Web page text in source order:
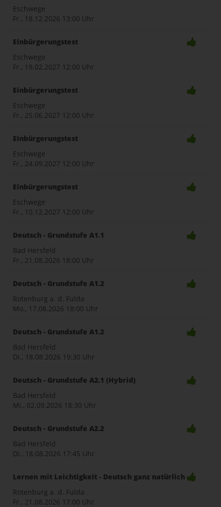
Eschwege
Fr., 18.12.2026 13:00 Uhr
Einbürgerungstest
Eschwege
Fr., 19.02.2027 12:00 Uhr
Einbürgerungstest
Eschwege
Fr., 25.06.2027 12:00 Uhr
Einbürgerungstest
Eschwege
Fr., 24.09.2027 12:00 Uhr
Einbürgerungstest
Eschwege
Fr., 10.12.2027 12:00 Uhr
Deutsch - Grundstufe A1.1
Bad Hersfeld
Fr., 21.08.2026 18:00 Uhr
Deutsch - Grundstufe A1.2
Rotenburg a. d. Fulda
Mo., 17.08.2026 18:00 Uhr
Deutsch - Grundstufe A1.2
Bad Hersfeld
Di., 18.08.2026 19:30 Uhr
Deutsch - Grundstufe A2.1 (Hybrid)
Bad Hersfeld
Mi., 02.09.2026 18:30 Uhr
Deutsch - Grundstufe A2.2
Bad Hersfeld
Di., 18.08.2026 17:45 Uhr
Lernen mit Leichtigkeit - Deutsch ganz natürlich
Rotenburg a. d. Fulda
Fr., 21.08.2026 17:00 Uhr